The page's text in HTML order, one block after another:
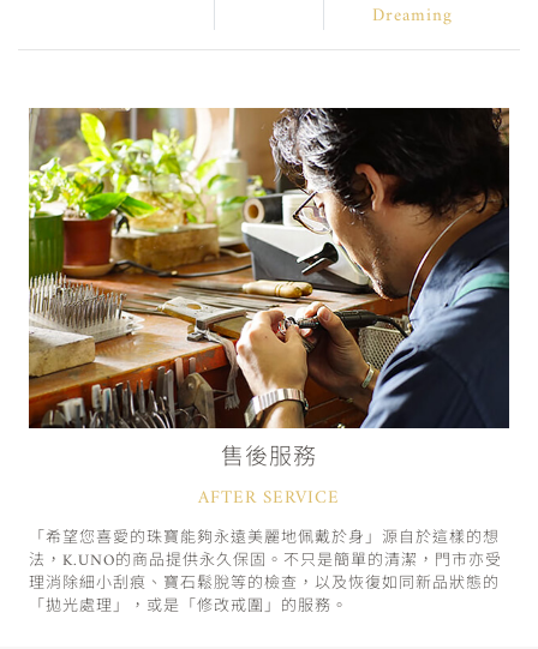
Dreaming
售後服務
AFTER SERVICE
「希望您喜愛的珠寶能夠永遠美麗地佩戴於身」源自於這樣的想
法，K.UNO的商品提供永久保固。不只是簡單的清潔，門市亦受
理消除細小刮痕、寶石鬆脫等的檢查，以及恢復如同新品狀態的
「拋光處理」，或是「修改戒圍」的服務。